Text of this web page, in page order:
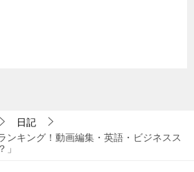
日記
ンキング！動画編集・英語・ビジネスス
」